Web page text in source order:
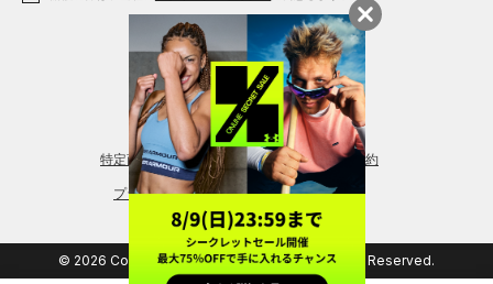
レギンス＆タイツ
特定商取引法に基づく通販の表記 会員規約
プライバシーポリシー
© 2026 Copyright DOME Corporation. All Rights Reserved.